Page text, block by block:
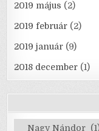
2019 május (2)
2019 február (2)
2019 január (9)
2018 december (1)
Kategóriák